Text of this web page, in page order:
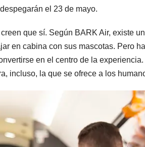
el 23 de mayo.
que sí. Según BARK Air, existe
en cabina con sus mascotas. Pero
en el centro de la
incluso, la que se ofrece a los